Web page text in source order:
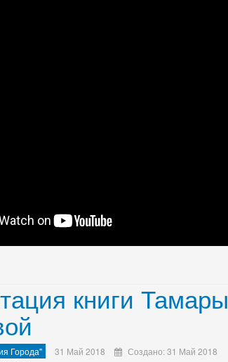
книги Тамары
Города" 31 Май 2018
Создано: 31 Май 2018